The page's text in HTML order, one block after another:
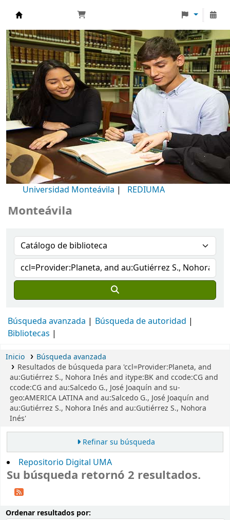
Biblioteca Universidad Monteávila
Universidad Monteávila | REDIUMA
Búsqueda avanzada
Búsqueda de autoridad
Bibliotecas
Inicio
Búsqueda avanzada
Resultados de búsqueda para 'ccl=Provider:Planeta, and
au:Gutiérrez S., Nohora Inés and itype:BK and ccode:CG and
ccode:CG and au:Salcedo G., José Joaquín and su-
geo:AMERICA LATINA and au:Salcedo G., José Joaquín and
au:Gutiérrez S., Nohora Inés and au:Gutiérrez S., Nohora
Inés'
Refinar su búsqueda
Repositorio Digital UMA
Su búsqueda retornó 2 resultados.
Ordenar resultados por: